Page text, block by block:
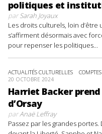
politiques et
parSarah Joyaux
Les droits culturels, loin
s’affirment désormais avec
pour repenser les politiques...
ACTUALITÉS CULTURELLES
20 OCTOBRE 2024
Harriet Backer
d’Orsay
parAnaë Leffray
Passez par les grandes